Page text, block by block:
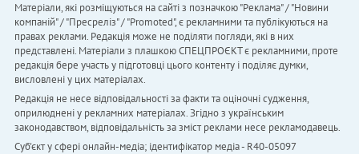
Матеріали, які розміщуються на сайті з позначкою "Реклама" / "Новини
компаній" / "Пресреліз" / "Promoted", є рекламними та публікуються на
правах реклами. Редакція може не поділяти погляди, які в них
представлені. Матеріали з плашкою СПЕЦПРОЄКТ є рекламними, проте
редакція бере участь у підготовці цього контенту і поділяє думки,
висловлені у цих матеріалах.
Редакція не несе відповідальності за факти та оціночні судження,
оприлюднені у рекламних матеріалах. Згідно з українським
законодавством, відповідальність за зміст реклами несе рекламодавець.
Cуб'єкт у сфері онлайн-медіа; ідентифікатор медіа - R40-05097